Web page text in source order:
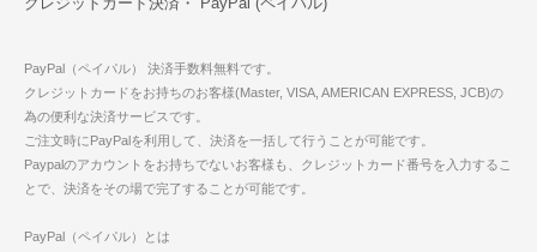
PayPal（ペイパル） 決済手数料無料です。
クレジットカードをお持ちのお客様(Master, VISA, AMERICAN EXPRESS, JCB)の
為の便利な決済サービスです。
ご注文時にPayPalを利用して、決済を一括して行うことが可能です。
Paypalのアカウントをお持ちでないお客様も、クレジットカード番号を入力するこ
とで、決済をその場で完了することが可能です。
PayPal（ペイパル）とは